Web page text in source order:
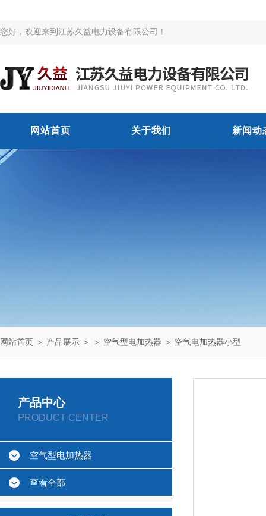
您好，欢迎来到江苏久益电力设备有限公司！
网站首页 关于我们 新闻动
网站首页 ＞ 产品展示 ＞ ＞ 空气型电加热器 ＞ 空气电加热器小型
产品中心
PRODUCT CENTER
空气型电加热器
查看全部